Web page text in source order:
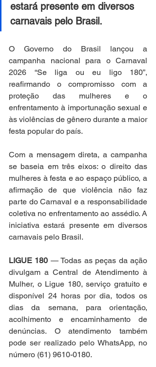
estará presente em diversos
carnavais pelo Brasil.
O Governo do Brasil lançou a
campanha nacional para o Carnaval
2026 “Se liga ou eu ligo 180”,
reafirmando o compromisso com a
proteção das mulheres e o
enfrentamento à importunação sexual e
às violências de gênero durante a maior
festa popular do país.
Com a mensagem direta, a campanha
se baseia em três eixos: o direito das
mulheres à festa e ao espaço público, a
afirmação de que violência não faz
parte do Carnaval e a responsabilidade
coletiva no enfrentamento ao assédio. A
iniciativa estará presente em diversos
carnavais pelo Brasil.
LIGUE 180 — Todas as peças da ação
divulgam a Central de Atendimento à
Mulher, o Ligue 180, serviço gratuito e
disponível 24 horas por dia, todos os
dias da semana, para orientação,
acolhimento e encaminhamento de
denúncias. O atendimento também
pode ser realizado pelo WhatsApp, no
número (61) 9610-0180.